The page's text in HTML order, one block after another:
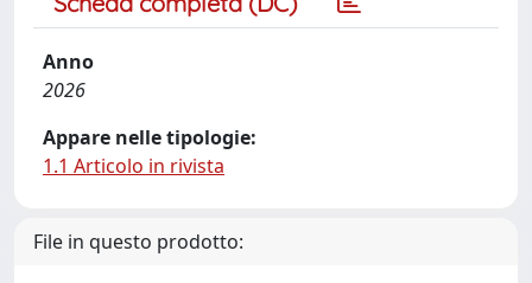
Anno
2026
Appare nelle tipologie:
1.1 Articolo in rivista
File in questo prodotto: